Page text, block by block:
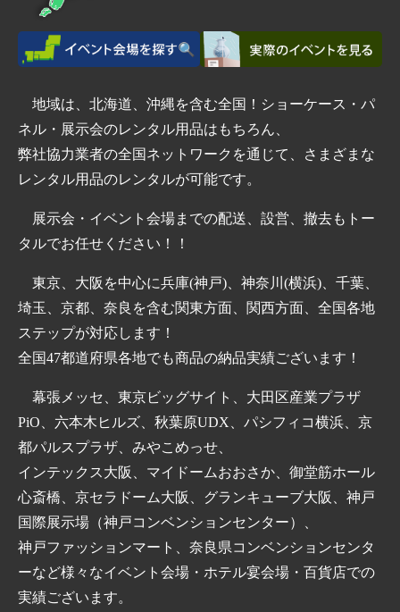
地域は、北海道、沖縄を含む全国！ショーケース・パ
ネル・展示会のレンタル用品はもちろん、
弊社協力業者の全国ネットワークを通じて、さまざまな
レンタル用品のレンタルが可能です。
展示会・イベント会場までの配送、設営、撤去もトー
タルでお任せください！！
東京、大阪を中心に兵庫(神戸)、神奈川(横浜)、千葉、
埼玉、京都、奈良を含む関東方面、関西方面、全国各地
ステップが対応します！
全国47都道府県各地でも商品の納品実績ございます！
幕張メッセ、東京ビッグサイト、大田区産業プラザ
PiO、六本木ヒルズ、秋葉原UDX、パシフィコ横浜、京
都パルスプラザ、みやこめっせ、
インテックス大阪、マイドームおおさか、御堂筋ホール
心斎橋、京セラドーム大阪、グランキューブ大阪、神戸
国際展示場（神戸コンベンションセンター）、
神戸ファッションマート、奈良県コンベンションセンタ
ーなど様々なイベント会場・ホテル宴会場・百貨店での
実績ございます。